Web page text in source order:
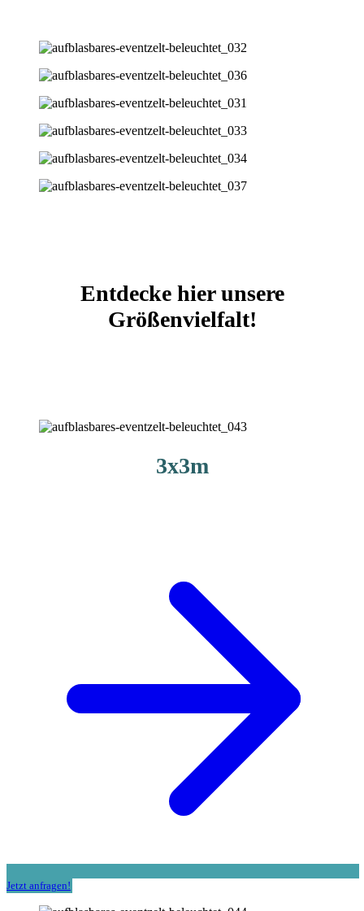
Entdecke hier unsere
Größenvielfalt!
3x3m
Jetzt anfragen!